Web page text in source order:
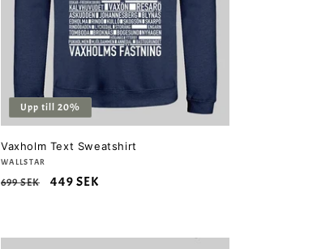
Upp till 20%
Vaxholm Text Sweatshirt
Säljare:
WALLSTAR
Ordinarie
699 SEK Försäljningspris
449 SEK